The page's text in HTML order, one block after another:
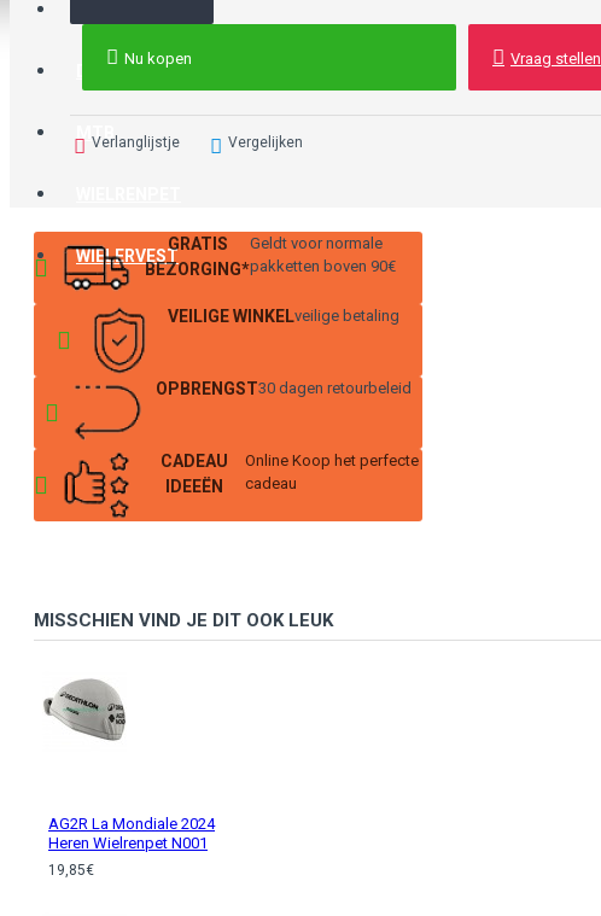
MTB
WIELERVEST
Nu kopen Vraag stellen
Verlanglijstje Vergelijken
GRATIS
BEZORGING*
Geldt voor normale
pakketten boven 90€
VEILIGE WINKELveilige betaling
OPBRENGST30 dagen retourbeleid
CADEAU
IDEEËN
Online Koop het perfecte
cadeau
MISSCHIEN VIND JE DIT OOK LEUK
AG2R La Mondiale 2024
Heren Wielrenpet N001
19,85€